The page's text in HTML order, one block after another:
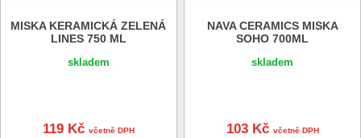
MISKA KERAMICKÁ ZELENÁ
LINES 750 ML
skladem
119 Kč včetně DPH
NAVA CERAMICS MISKA
SOHO 700ML
skladem
103 Kč včetně DPH